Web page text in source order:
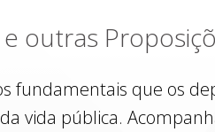
outras
fundamentais que os
vida pública.